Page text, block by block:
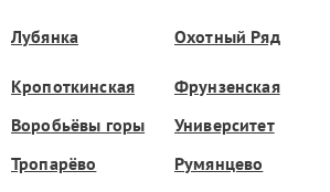
Лубянка Охотный Ряд
Кропоткинская
Фрунзенская
Воробьёвы горы
Университет
Тропарёво
Румянцево